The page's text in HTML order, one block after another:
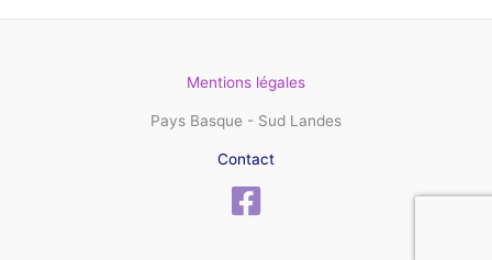
Mentions légales
Pays Basque - Sud Landes
Contact